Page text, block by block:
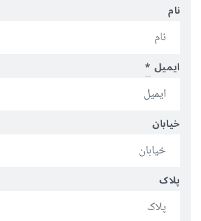
نام
ایمیل *
خیابان
پلاک